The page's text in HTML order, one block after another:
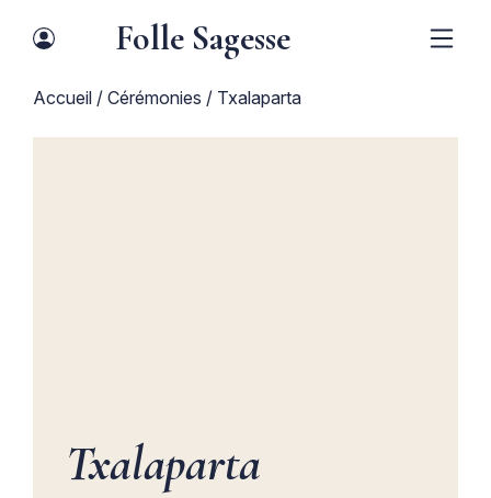
Folle Sagesse
Accueil / Cérémonies / Txalaparta
Txalaparta